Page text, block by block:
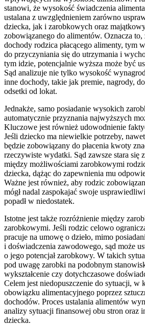
stanowi, że wysokość świadczenia
ustalana z uwzględnieniem zarówno
dziecka, jak i zarobkowych oraz
zobowiązanego do alimentów. Oznacza to,
dochody rodzica płacącego alimenty, tym
do przyczyniania się do utrzymania i
tym idzie, potencjalnie wyższa może być
Sąd analizuje nie tylko wysokość
inne dochody, takie jak premie, nagrody,
odsetki od lokat.
Jednakże, samo posiadanie wysokich
automatycznie przyznania najwyższych
Kluczowe jest również udowodnienie
Jeśli dziecko ma niewielkie potrzeby,
będzie zobowiązany do płacenia kwoty
rzeczywiste wydatki. Sąd zawsze stara się
między możliwościami zarobkowymi
dziecka, dążąc do zapewnienia mu
Ważne jest również, aby rodzic
mógł nadal zaspokajać swoje
popadł w niedostatek.
Istotne jest także rozróżnienie między
zarobkowymi. Jeśli rodzic celowo
pracuje na umowę o dzieło, mimo
i doświadczenia zawodowego, sąd może
o jego potencjał zarobkowy. W takich
pod uwagę zarobki na podobnym
wykształcenie czy dotychczasowe
Celem jest niedopuszczenie do sytuacji, w
obowiązku alimentacyjnego poprzez
dochodów. Proces ustalania alimentów
analizy sytuacji finansowej obu stron oraz
dziecka.